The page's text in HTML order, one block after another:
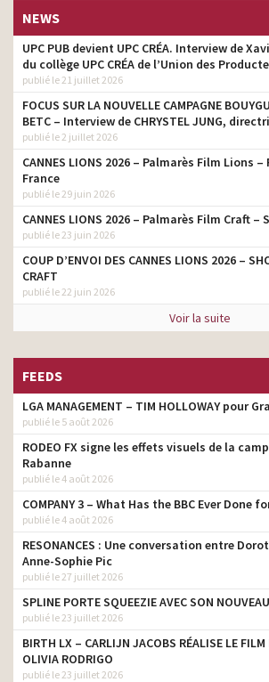
NEWS
UPC PUB devient UPC CRÉA. Interview de
du collège UPC CRÉA de l’Union des
publié le 21 juillet 2026
FOCUS SUR LA NOUVELLE CAMPAGNE
BETC – Interview de CHRYSTEL JUNG,
publié le 2 juillet 2026
CANNES LIONS 2026 – Palmarès Film Lions
France
publié le 29 juin 2026
CANNES LIONS 2026 – Palmarès Film Craft
publié le 23 juin 2026
COUP D’ENVOI DES CANNES LIONS 2026 –
CRAFT
publié le 22 juin 2026
Voir la suite
FEEDS
LGA MANAGEMENT – TIM HOLLOWAY pour
publié le 5 août 2026
RODEO FX signe les effets visuels de la
Rabanne
publié le 4 août 2026
COMPANY 3 – What Has the BBC Ever Done
publié le 4 août 2026
RESONANCES : Une conversation entre
Anne-Sophie Pic
publié le 27 juillet 2026
SPLINE PORTE SQUEEZIE AVEC SON
publié le 23 juillet 2026
BIRTH LX – CARLIJN JACOBS RÉALISE LE FILM
OLIVIA RODRIGO
publié le 23 juillet 2026